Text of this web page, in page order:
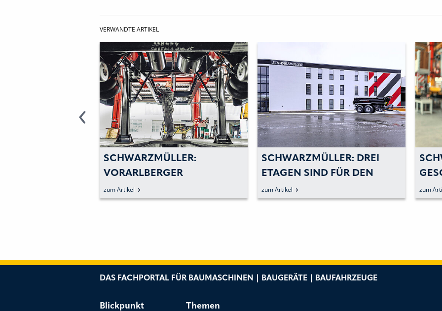
VERWANDTE ARTIKEL
SCHWARZMÜLLER:
VORARLBERGER
NIEDERLASSUNG
BAUT KUNDENSERVICE AUS
zum Artikel
SCHWARZMÜLLER: DREI
ETAGEN SIND FÜR DEN
NACHWUCHS RESERVIERT.
zum Artikel zum
DAS FACHPORTAL FÜR BAUMASCHINEN | BAUGERÄTE | BAUFAHRZEUGE
Blickpunkt Themen